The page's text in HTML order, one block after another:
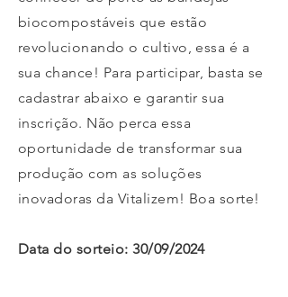
biocompostáveis que estão
revolucionando o cultivo, essa é a
sua chance! Para participar, basta se
cadastrar abaixo e garantir sua
inscrição. Não perca essa
oportunidade de transformar sua
produção com as soluções
inovadoras da Vitalizem! Boa sorte!
Data do sorteio: 30/09/2024